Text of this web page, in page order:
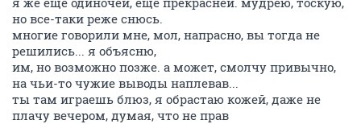
но все-таки реже снюсь.
многие говорили мне, мол, напрасно, вы тогда не
решились... я объясню,
им, но возможно позже. а может, смолчу привычно,
на чьи-то чужие выводы наплевав...
ты там играешь блюз, я обрастаю кожей, даже не
плачу вечером, думая, что не прав